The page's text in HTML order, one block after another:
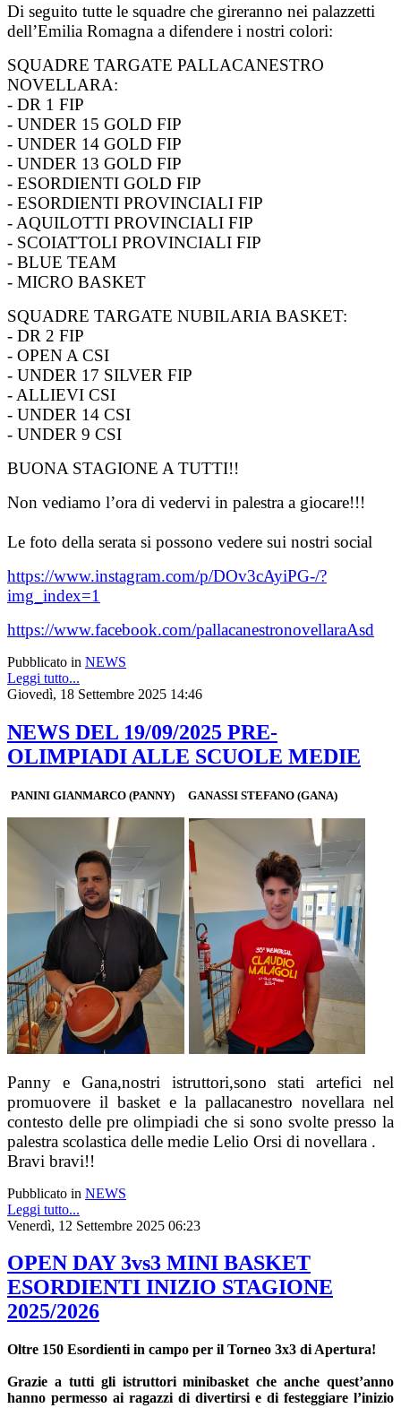
Di seguito tutte le squadre che gireranno nei palazzetti
dell’Emilia Romagna a difendere i nostri colori:
SQUADRE TARGATE PALLACANESTRO
NOVELLARA:
- DR 1 FIP
- UNDER 15 GOLD FIP
- UNDER 14 GOLD FIP
- UNDER 13 GOLD FIP
- ESORDIENTI GOLD FIP
- ESORDIENTI PROVINCIALI FIP
- AQUILOTTI PROVINCIALI FIP
- SCOIATTOLI PROVINCIALI FIP
- BLUE TEAM
- MICRO BASKET
SQUADRE TARGATE NUBILARIA BASKET:
- DR 2 FIP
- OPEN A CSI
- UNDER 17 SILVER FIP
- ALLIEVI CSI
- UNDER 14 CSI
- UNDER 9 CSI
BUONA STAGIONE A TUTTI!!
Non vediamo l’ora di vedervi in palestra a giocare!!!
Le foto della serata si possono vedere sui nostri social
https://www.instagram.com/p/DOv3cAyiPG-/?
img_index=1
https://www.facebook.com/pallacanestronovellaraAsd
Pubblicato in NEWS
Leggi tutto...
Giovedì, 18 Settembre 2025 14:46
NEWS DEL 19/09/2025 PRE-
OLIMPIADI ALLE SCUOLE MEDIE
PANINI GIANMARCO (PANNY) GANASSI STEFANO (GANA)
Panny e Gana,nostri istruttori,sono stati artefici nel
promuovere il basket e la pallacanestro novellara nel
contesto delle pre olimpiadi che si sono svolte presso la
palestra scolastica delle medie Lelio Orsi di novellara .
Bravi bravi!!
Pubblicato in NEWS
Leggi tutto...
Venerdì, 12 Settembre 2025 06:23
OPEN DAY 3vs3 MINI BASKET
ESORDIENTI INIZIO STAGIONE
2025/2026
Oltre 150 Esordienti in campo per il Torneo 3x3 di Apertura!
Grazie a tutti gli istruttori minibasket che anche quest’anno
hanno permesso ai ragazzi di divertirsi e di festeggiare l’inizio